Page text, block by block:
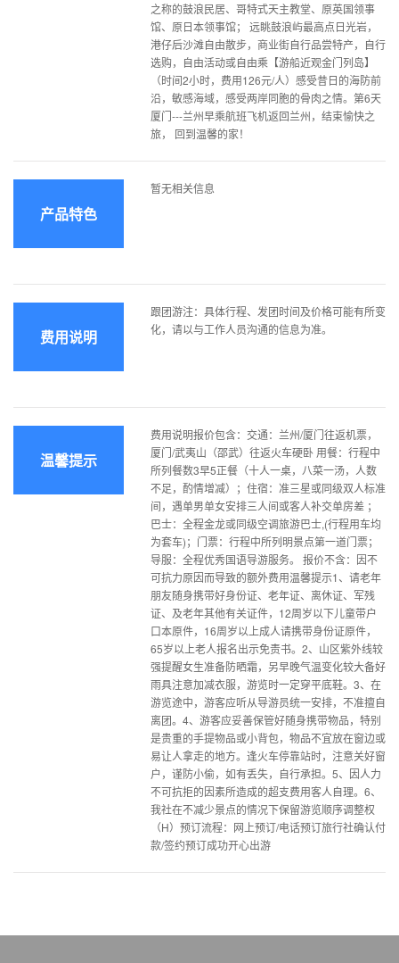
之称的鼓浪民居、哥特式天主教堂、原英国领事
馆、原日本领事馆； 远眺鼓浪屿最高点日光岩，
港仔后沙滩自由散步，商业街自行品尝特产，自行
选购，自由活动或自由乘【游船近观金门列岛】
（时间2小时，费用126元/人）感受昔日的海防前
沿，敏感海域，感受两岸同胞的骨肉之情。第6天
厦门---兰州早乘航班飞机返回兰州，结束愉快之
旅， 回到温馨的家！
产品特色
暂无相关信息
费用说明
跟团游注：具体行程、发团时间及价格可能有所变
化，请以与工作人员沟通的信息为准。
温馨提示
费用说明报价包含：交通：兰州/厦门往返机票，
厦门/武夷山（邵武）往返火车硬卧 用餐：行程中
所列餐数3早5正餐（十人一桌，八菜一汤，人数
不足，酌情增减）；住宿：准三星或同级双人标准
间，遇单男单女安排三人间或客人补交单房差 ；
巴士：全程金龙或同级空调旅游巴士,(行程用车均
为套车)；门票：行程中所列明景点第一道门票；
导服：全程优秀国语导游服务。 报价不含：因不
可抗力原因而导致的额外费用温馨提示1、请老年
朋友随身携带好身份证、老年证、离休证、军残
证、及老年其他有关证件，12周岁以下儿童带户
口本原件，16周岁以上成人请携带身份证原件，
65岁以上老人报名出示免责书。2、山区紫外线较
强提醒女生准备防晒霜，另早晚气温变化较大备好
雨具注意加减衣服，游览时一定穿平底鞋。3、在
游览途中，游客应听从导游员统一安排，不准擅自
离团。4、游客应妥善保管好随身携带物品，特别
是贵重的手提物品或小背包，物品不宜放在窗边或
易让人拿走的地方。逢火车停靠站时，注意关好窗
户，谨防小偷，如有丢失，自行承担。5、因人力
不可抗拒的因素所造成的超支费用客人自理。6、
我社在不减少景点的情况下保留游览顺序调整权
（H）预订流程：网上预订/电话预订旅行社确认付
款/签约预订成功开心出游